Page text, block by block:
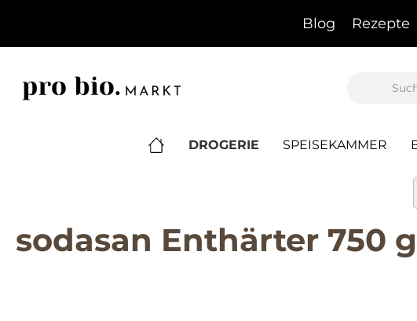
Blog Rezepte
DROGERIE SPEISEKAMMER
sodasan Enthärter 750 g